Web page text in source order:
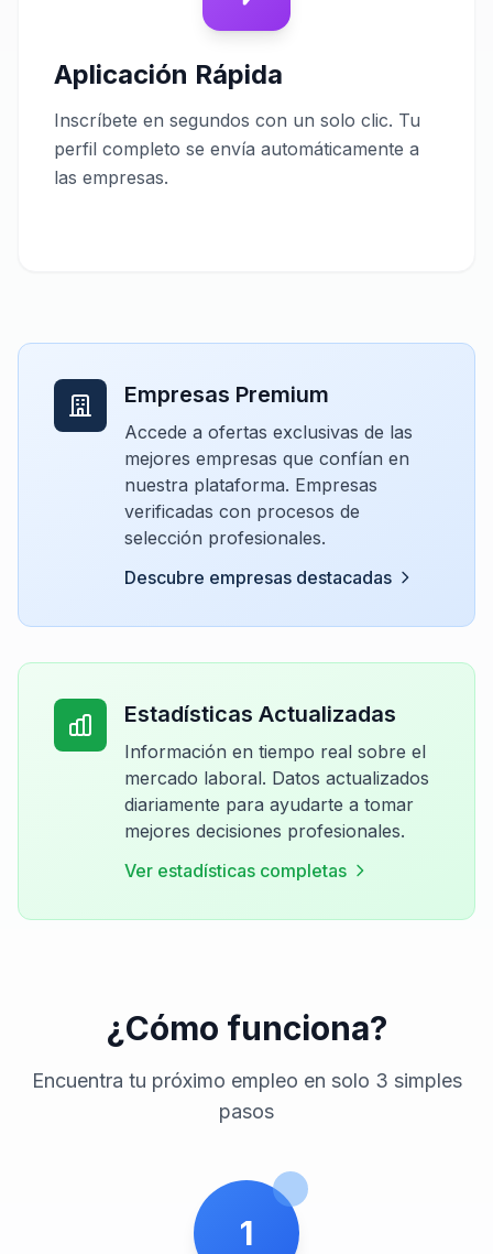
Aplicación Rápida
Inscríbete en segundos con un solo clic. Tu
perfil completo se envía automáticamente a
las empresas.
Empresas Premium
Accede a ofertas exclusivas de las
mejores empresas que confían en
nuestra plataforma. Empresas
verificadas con procesos de
selección profesionales.
Descubre empresas destacadas
Estadísticas Actualizadas
Información en tiempo real sobre el
mercado laboral. Datos actualizados
diariamente para ayudarte a tomar
mejores decisiones profesionales.
Ver estadísticas completas
¿Cómo funciona?
Encuentra tu próximo empleo en solo 3 simples
pasos
1